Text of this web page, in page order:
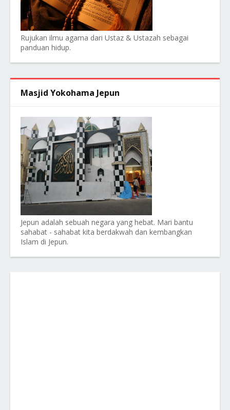
Rujukan ilmu agama dari Ustaz & Ustazah sebagai
panduan hidup.
Masjid Yokohama Jepun
Jepun adalah sebuah negara yang hebat. Mari bantu
sahabat - sahabat kita berdakwah dan kembangkan
Islam di Jepun.